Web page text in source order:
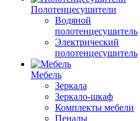
Полотенцесушители
Водяной
полотенцесушитель
Электрический
полотенцесушитель
Мебель
Зеркала
Зеркало-шкаф
Комплекты мебели
Пеналы